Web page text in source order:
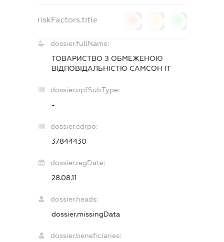
riskFactors.title
dossier.fullName:
ТОВАРИСТВО З ОБМЕЖЕНОЮ
ВІДПОВІДАЛЬНІСТЮ САМСОН ІТ
dossier.opfSubType:
-
dossier.edrpo:
37844430
dossier.regDate:
28.08.11
dossier.heads:
dossier.missingData
dossier.beneficiaries: